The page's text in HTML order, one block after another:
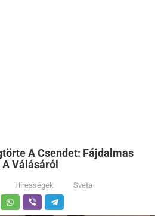
A Csendet: Fájdalmas
Válásáról
Hírességek Sveta